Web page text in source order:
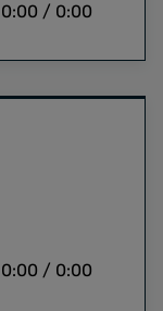
0:00 / 0:00
0:00 / 0:00